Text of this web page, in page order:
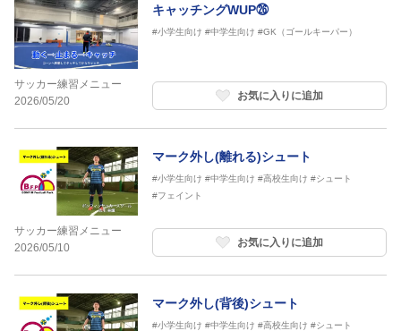
サッカー練習メニュー
2026/05/20
キャッチングWUP㉖
#小学生向け #中学生向け #GK（ゴールキーパー）
お気に入りに追加
サッカー練習メニュー
2026/05/10
マーク外し(離れる)シュート
#小学生向け #中学生向け #高校生向け #シュート
#フェイント
お気に入りに追加
マーク外し(背後)シュート
#小学生向け #中学生向け #高校生向け #シュート